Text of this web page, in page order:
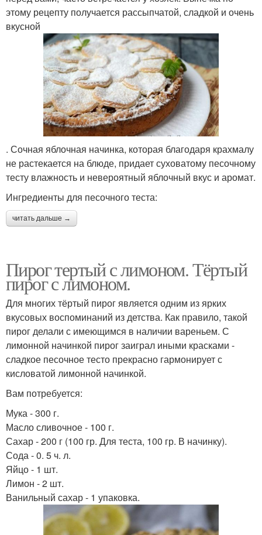
этому рецепту получается рассыпчатой, сладкой и очень
вкусной
. Сочная яблочная начинка, которая благодаря крахмалу
не растекается на блюде, придает суховатому песочному
тесту влажность и невероятный яблочный вкус и аромат.
Ингредиенты для песочного теста:
читать дальше →
Пирог тертый с лимоном. Тёртый
пирог с лимоном.
Для многих тёртый пирог является одним из ярких
вкусовых воспоминаний из детства. Как правило, такой
пирог делали с имеющимся в наличии вареньем. С
лимонной начинкой пирог заиграл иными красками -
сладкое песочное тесто прекрасно гармонирует с
кисловатой лимонной начинкой.
Вам потребуется:
Мука - 300 г.
Масло сливочное - 100 г.
Сахар - 200 г (100 гр. Для теста, 100 гр. В начинку).
Сода - 0. 5 ч. л.
Яйцо - 1 шт.
Лимон - 2 шт.
Ванильный сахар - 1 упаковка.